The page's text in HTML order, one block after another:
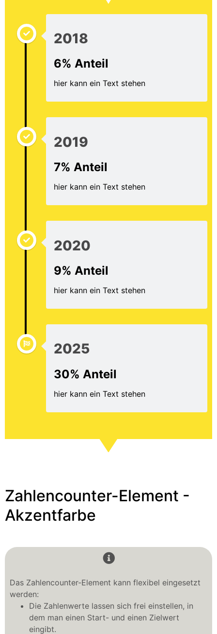
2018
6% Anteil
hier kann ein Text stehen
2019
7% Anteil
hier kann ein Text stehen
2020
9% Anteil
hier kann ein Text stehen
2025
30% Anteil
hier kann ein Text stehen
Zahlencounter-Element -
Akzentfarbe
Das Zahlencounter-Element kann flexibel eingesetzt
werden:
Die Zahlenwerte lassen sich frei einstellen, in
dem man einen Start- und einen Zielwert
eingibt.